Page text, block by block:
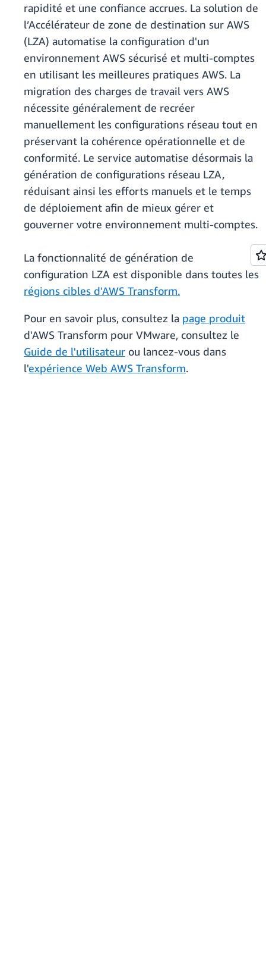
rapidité et une confiance accrues. La solution de
l’Accélérateur de zone de destination sur AWS
(LZA) automatise la configuration d'un
environnement AWS sécurisé et multi-comptes
en utilisant les meilleures pratiques AWS. La
migration des charges de travail vers AWS
nécessite généralement de recréer
manuellement les configurations réseau tout en
préservant la cohérence opérationnelle et de
conformité. Le service automatise désormais la
génération de configurations réseau LZA,
réduisant ainsi les efforts manuels et le temps
de déploiement afin de mieux gérer et
gouverner votre environnement multi-comptes.
La fonctionnalité de génération de
configuration LZA est disponible dans toutes les
régions cibles d'AWS Transform.
Pour en savoir plus, consultez la page produit
d'AWS Transform pour VMware, consultez le
Guide de l'utilisateur ou lancez-vous dans
l'expérience Web AWS Transform.